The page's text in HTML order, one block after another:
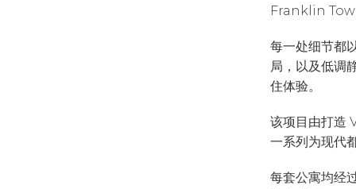
Franklin
每一处细节都
局，以及低调
住体验。
该项目由打造
一系列为现代
每套公寓均经